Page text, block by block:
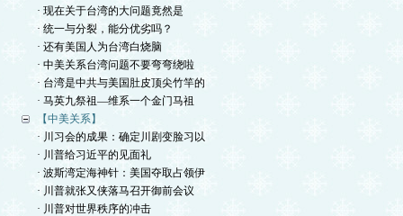
· 现在关于台湾的大问题竟然是
· 统一与分裂，能分优劣吗？
· 还有美国人为台湾白烧脑
· 中美关系台湾问题不要弯弯绕啦
· 台湾是中共与美国肚皮顶尖竹竿的
· 马英九祭祖—维系一个金门马祖
【中美关系】
· 川习会的成果：确定川剧变脸习以
· 川普给习近平的见面礼
· 波斯湾定海神针：美国夺取占领伊
· 川普就张又侠落马召开御前会议
· 川普对世界秩序的冲击